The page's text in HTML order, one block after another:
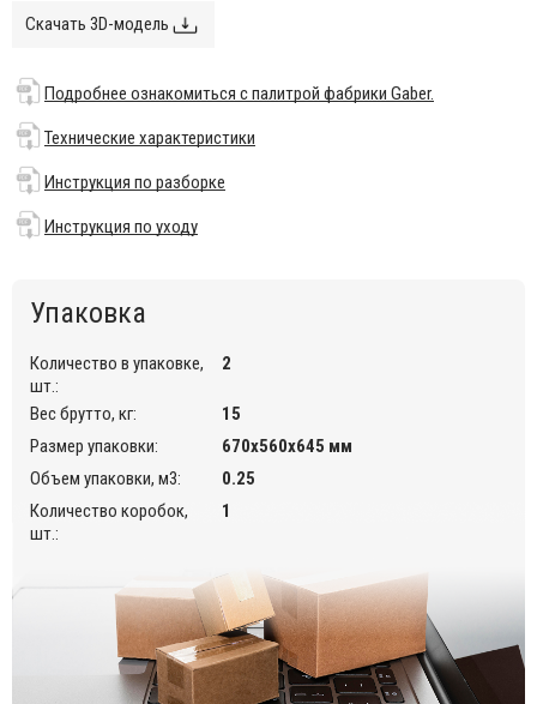
конференц-зале или общественном пространстве.
Ножки могут быть выполнены из хромированного или
окрашенного в белый цвет металла.
Обивка может быть выполнена из ткани Blazer, King,
Kvadrat.
палитрой фабрики Gaber.
Технические характеристики
Инструкция по разборке
Цена на сайте указана за модель с хромированными
ножками и обивкой из ткани King. Цены на другие модели
Вы можете уточнить у менеджеров.
Скачать 3D-модель
Подробнее ознакомиться с палитрой фабрики Gaber.
Технические характеристики
Инструкция по разборке
Инструкция по уходу
Упаковка
Количество в упаковке,
шт.:
2
Вес брутто, кг:
15
Размер упаковки:
670x560x645 мм
Объем упаковки, м3:
0.25
Количество коробок,
шт.:
1